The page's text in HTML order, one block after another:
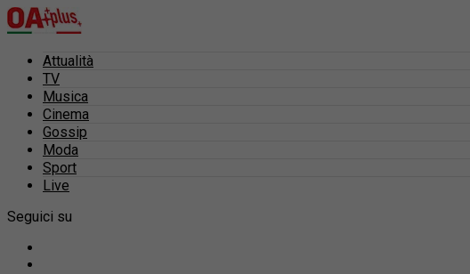
Attualità
TV
Musica
Cinema
Gossip
Moda
Sport
Live
Seguici su